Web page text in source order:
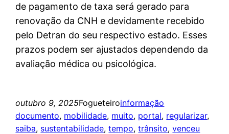
de pagamento de taxa será gerado para
renovação da CNH e devidamente recebido
pelo Detran do seu respectivo estado. Esses
prazos podem ser ajustados dependendo da
avaliação médica ou psicológica.
outubro 9, 2025Fogueteiroinformação
documento, mobilidade, muito, portal, regularizar
saiba, sustentabilidade, tempo, trânsito, venceu